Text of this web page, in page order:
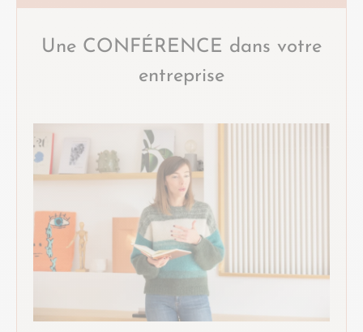
Une CONFÉRENCE dans votre
entreprise